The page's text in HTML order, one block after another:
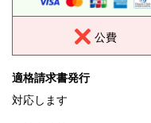
公費
適格請求書発行
対応します